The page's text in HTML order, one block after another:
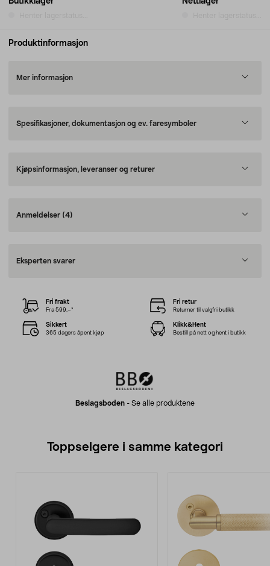
Produktinformasjon
Mer informasjon
Spesifikasjoner, dokumentasjon og ev. faresymboler
Kjøpsinformasjon, leveranser og returer
Anmeldelser (4)
Eksperten svarer
Beslagsboden - Se alle produktene
Fri frakt
Fra 599,–*
Fri retur
Returner til valgfri butikk
Sikkert
365 dagers åpent kjøp
Klikk&Hent
Bestill på nett og hent i butikk
Toppselgere i samme kategori